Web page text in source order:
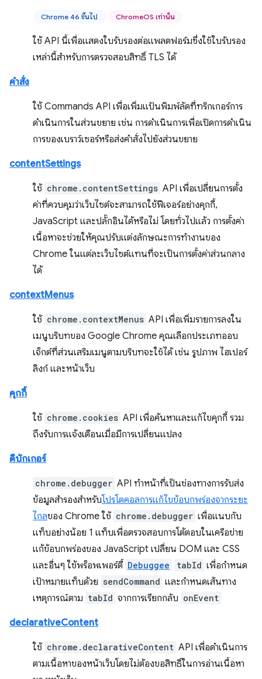
Chrome 46 ขึ้นไป ChromeOS เท่านั้น
ใช้ API นี้เพื่อแสดงใบรับรองต่อแพลตฟอร์มซึ่งใช้ใบรับรอง
เหล่านี้สำหรับการตรวจสอบสิทธิ์ TLS ได้
คำสั่ง
ใช้ Commands API เพื่อเพิ่มแป้นพิมพ์ลัดที่ทริกเกอร์การ
ดำเนินการในส่วนขยาย เช่น การดำเนินการเพื่อเปิดการดำเนิน
การของเบราว์เซอร์หรือส่งคำสั่งไปยังส่วนขยาย
contentSettings
ใช้ chrome.contentSettings API เพื่อเปลี่ยนการตั้ง
ค่าที่ควบคุมว่าเว็บไซต์จะสามารถใช้ฟีเจอร์อย่างคุกกี้,
JavaScript และปลั๊กอินได้หรือไม่ โดยทั่วไปแล้ว การตั้งค่า
เนื้อหาจะช่วยให้คุณปรับแต่งลักษณะการทำงานของ
Chrome ในแต่ละเว็บไซต์แทนที่จะเป็นการตั้งค่าส่วนกลาง
ได้
contextMenus
ใช้ chrome.contextMenus API เพื่อเพิ่มรายการลงใน
เมนูบริบทของ Google Chrome คุณเลือกประเภทออบ
เจ็กต์ที่ส่วนเสริมเมนูตามบริบทจะใช้ได้ เช่น รูปภาพ ไฮเปอร์
ลิงก์ และหน้าเว็บ
คุกกี้
ใช้ chrome.cookies API เพื่อค้นหาและแก้ไขคุกกี้ รวม
ถึงรับการแจ้งเตือนเมื่อมีการเปลี่ยนแปลง
ดีบักเกอร์
chrome.debugger API ทำหน้าที่เป็นช่องทางการรับส่ง
ข้อมูลสำรองสำหรับโปรโตคอลการแก้ไขข้อบกพร่องจากระยะ
ไกลของ Chrome ใช้ chrome.debugger เพื่อแนบกับ
แท็บอย่างน้อย 1 แท็บเพื่อตรวจสอบการโต้ตอบในเครือข่าย
แก้ข้อบกพร่องของ JavaScript เปลี่ยน DOM และ CSS
และอื่นๆ ใช้พร็อพเพอร์ตี้ Debuggee tabId เพื่อกำหนด
เป้าหมายแท็บด้วย sendCommand และกำหนดเส้นทาง
เหตุการณ์ตาม tabId จากการเรียกกลับ onEvent
declarativeContent
ใช้ chrome.declarativeContent API เพื่อดำเนินการ
ตามเนื้อหาของหน้าเว็บโดยไม่ต้องขอสิทธิ์ในการอ่านเนื้อหา